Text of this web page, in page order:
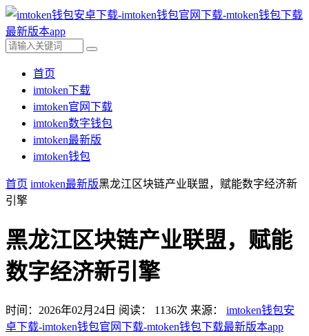
首页
imtoken下载
imtoken官网下载
imtoken数字钱包
imtoken最新版
imtoken钱包
首页 imtoken最新版黑龙江区块链产业联盟，赋能数字经济新
引擎
黑龙江区块链产业联盟，赋能
数字经济新引擎
时间：2026年02月24日 阅读： 1136次 来源： imtoken钱包安
卓下载-imtoken钱包官网下载-mtoken钱包下载最新版本app